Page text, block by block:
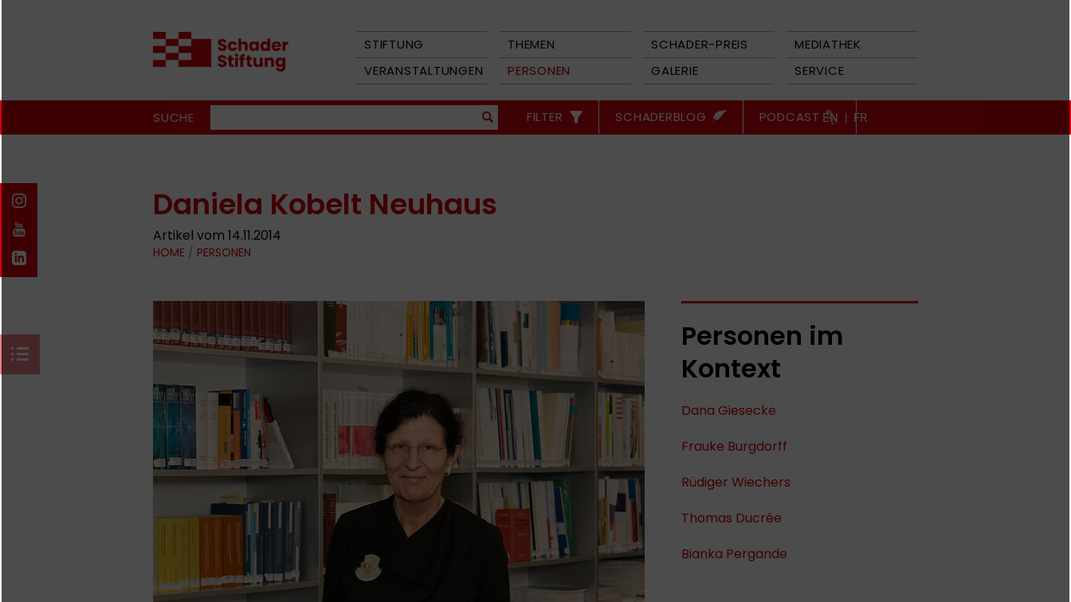
STIFTUNG THEMEN SCHADER-PREIS
MEDIATHEK
VERANSTALTUNGEN
PERSONEN GALERIE SERVICE
SUCHE FILTER SCHADERBLOG PODCAST EN | FR
Daniela Kobelt Neuhaus
Artikel vom 14.11.2014
HOME / PERSONEN
Personen im
Kontext
Dana Giesecke
Frauke Burgdorff
Rüdiger Wiechers
Thomas Ducrée
Bianka Pergande